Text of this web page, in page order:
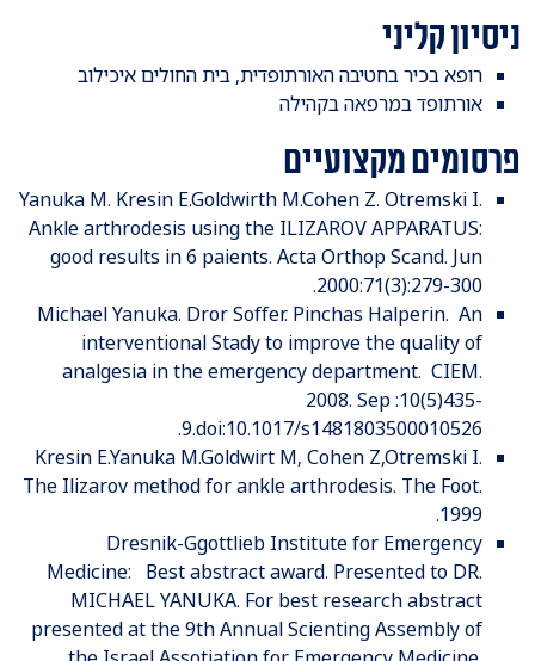
ניסיון קליני
​רופא בכיר בחטיבה האורתופדית, בית החולים איכילוב
אורתופד במרפאה בקהילה
פרסומים מקצועיים
Yanuka M. Kresin E.Goldwirth M.Cohen Z. Otremski I.
Ankle arthrodesis using the ILIZAROV APPARATUS:
good results in 6 paients. Acta Orthop Scand. Jun
2000:71(3):279-300.
Michael Yanuka. Dror Soffer. Pinchas Halperin. An
interventional Stady to improve the quality of
analgesia in the emergency department. CIEM.
2008. Sep :10(5)435-
9.doi:10.1017/s1481803500010526.
Kresin E.Yanuka M.Goldwirt M, Cohen Z,Otremski I.
The Ilizarov method for ankle arthrodesis. The Foot.
1999.
Dresnik-Ggottlieb Institute for Emergency
Medicine: Best abstract award. Presented to DR.
MICHAEL YANUKA. For best research abstract
presented at the 9th Annual Scienting Assembly of